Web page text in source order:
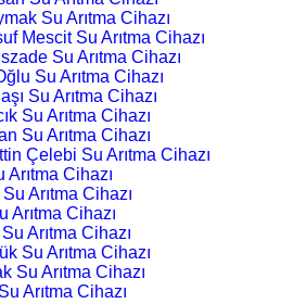
Su Arıtma Cihazı
Mescit Su Arıtma Cihazı
Su Arıtma Cihazı
Su Arıtma Cihazı
Su Arıtma Cihazı
Su Arıtma Cihazı
Su Arıtma Cihazı
Çelebi Su Arıtma Cihazı
Arıtma Cihazı
Arıtma Cihazı
Arıtma Cihazı
Arıtma Cihazı
Su Arıtma Cihazı
Su Arıtma Cihazı
Arıtma Cihazı